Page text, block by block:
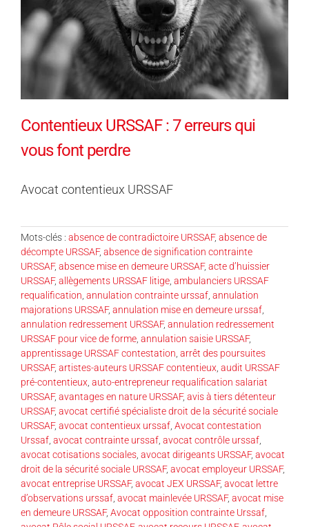
Contentieux URSSAF : 7 erreurs qui
vous font perdre
Avocat contentieux URSSAF
Mots-clés : absence de contradictoire URSSAF, absence de
décompte URSSAF, absence de signification contrainte
URSSAF, absence mise en demeure URSSAF, acte d’huissier
URSSAF, allègements URSSAF litige ambulanciers URSSAF
requalification annulation contrainte urssaf annulation
majorations URSSAF, annulation mise en demeure urssaf
annulation redressement URSSAF, annulation redressement
URSSAF pour vice de forme annulation saisie URSSAF,
apprentissage URSSAF contestation arrêt des poursuites
URSSAF, artistes-auteurs URSSAF contentieux audit URSSAF
pré-contentieux auto-entrepreneur requalification salariat
URSSAF, avantages en nature URSSAF, avis à tiers détenteur
URSSAF, avocat certifié spécialiste droit de la sécurité sociale
URSSAF, avocat contentieux urssaf Avocat contestation
Urssaf avocat contrainte urssaf avocat contrôle urssaf
avocat cotisations sociales avocat dirigeants URSSAF, avocat
droit de la sécurité sociale URSSAF, avocat employeur URSSAF,
avocat entreprise URSSAF, avocat JEX URSSAF, avocat lettre
d’observations urssaf avocat mainlevée URSSAF, avocat mise
en demeure URSSAF, Avocat opposition contrainte Urssaf